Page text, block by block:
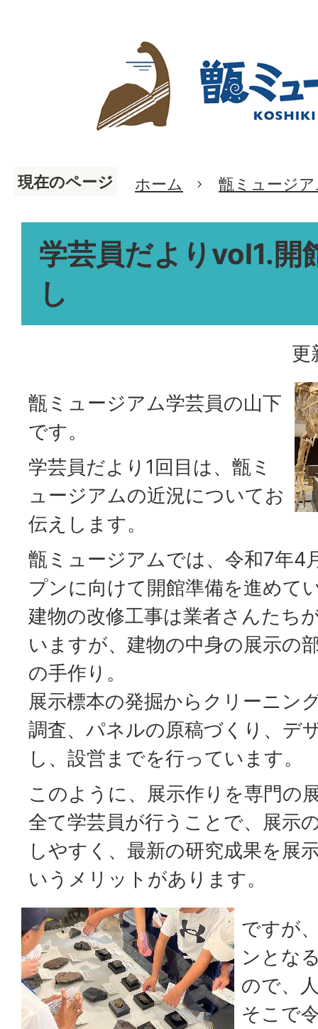
現在のページ ホーム 甑ミュージ
学芸員だよりvol1.開
し
更
甑ミュージアム学芸員の山下
です。
学芸員だより1回目は、甑ミ
ュージアムの近況についてお
伝えします。
甑ミュージアムでは、令和7年4
プンに向けて開館準備を進めて
建物の改修工事は業者さんたち
いますが、建物の中身の展示の
の手作り。
展示標本の発掘からクリーニン
調査、パネルの原稿づくり、デ
し、設営までを行っています。
このように、展示作りを専門の
全て学芸員が行うことで、展示
しやすく、最新の研究成果を展
いうメリットがあります。
ですが
ンとな
ので、
そこで